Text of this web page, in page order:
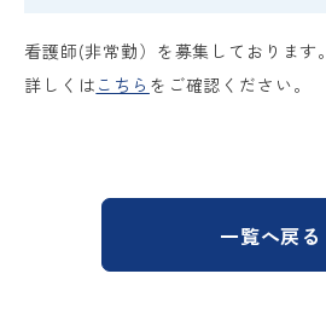
看護師(非常勤）を募集しております。
詳しくは こちら をご確認ください。
一覧へ戻る